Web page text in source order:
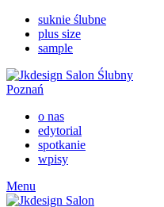
suknie ślubne
plus size
sample
o nas
edytorial
spotkanie
wpisy
Menu